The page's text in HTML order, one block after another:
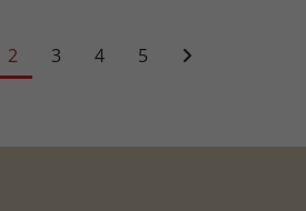
2 3 4 5